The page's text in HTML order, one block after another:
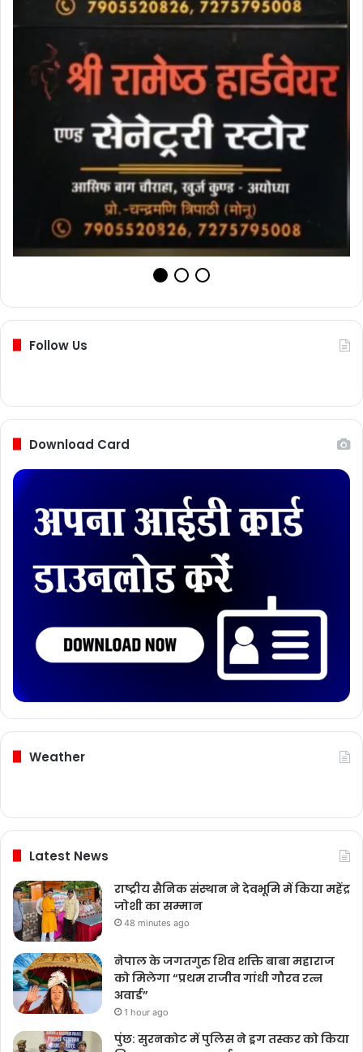
Follow Us
Download Card
Weather
Latest News
राष्ट्रीय सैनिक संस्थान ने देवभूमि में किया महेंद्र
जोशी का सम्मान
48 minutes ago
नेपाल के जगतगुरु शिव शक्ति बाबा महाराज
को मिलेगा “प्रथम राजीव गांधी गौरव रत्न
अवार्ड”
1 hour ago
पुंछ: सुरनकोट में पुलिस ने ड्रग तस्कर को किया